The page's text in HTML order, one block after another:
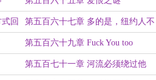
回 第五百六十七章 多的是，纽约人不
明白的事
第五百六十九章 Fuck You too
第五百七十一章 河流必须绕过他